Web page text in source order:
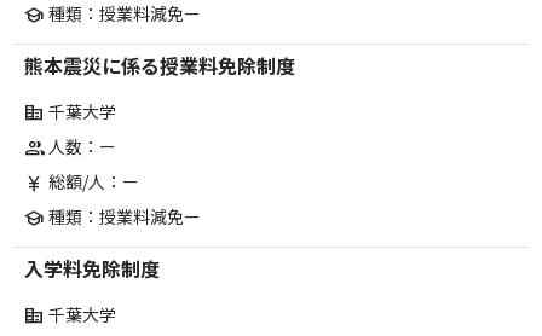
school 種類：授業料減免ー
熊本震災に係る授業料免除制度
corporate_fare 千葉大学
group人数：ー
currency_yen 総額/人：ー
school 種類：授業料減免ー
入学料免除制度
corporate_fare 千葉大学